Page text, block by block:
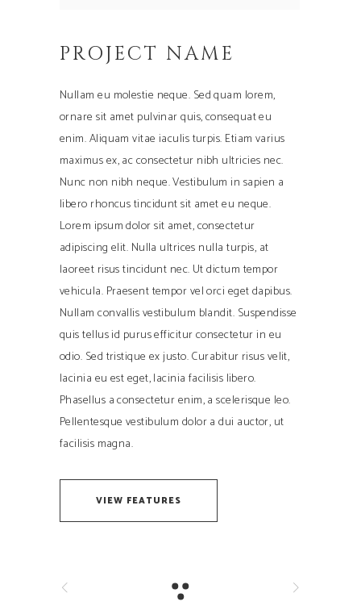
PROJECT NAME
Nullam eu molestie neque. Sed quam lorem,
ornare sit amet pulvinar quis, consequat eu
enim. Aliquam vitae iaculis turpis. Etiam varius
maximus ex, ac consectetur nibh ultricies nec.
Nunc non nibh neque. Vestibulum in sapien a
libero rhoncus tincidunt sit amet eu neque.
Lorem ipsum dolor sit amet, consectetur
adipiscing elit. Nulla ultrices nulla turpis, at
laoreet risus tincidunt nec. Ut dictum tempor
vehicula. Praesent tempor vel orci eget dapibus.
Nullam convallis vestibulum blandit. Suspendisse
quis tellus id purus efficitur consectetur in eu
odio. Sed tristique ex justo. Curabitur risus velit,
lacinia eu est eget, lacinia facilisis libero.
Phasellus a consectetur enim, a scelerisque leo.
Pellentesque vestibulum dolor a dui auctor, ut
facilisis magna.
VIEW FEATURES